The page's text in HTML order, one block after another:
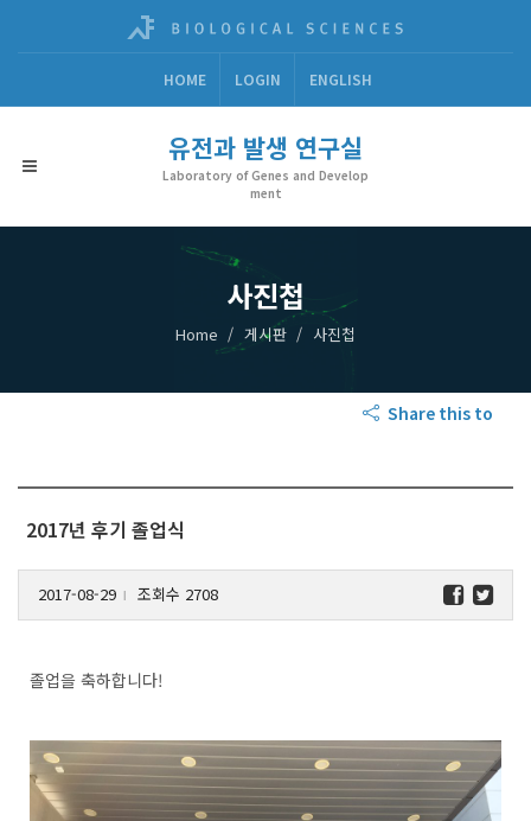
HOME LOGIN ENGLISH
유전과 발생 연구실
Laboratory of Genes and Develop
ment
사진첩
Home 게시판 사진첩
Share this to
2017년 후기 졸업식
2017-08-29 l 조회수 2708
졸업을 축하합니다!